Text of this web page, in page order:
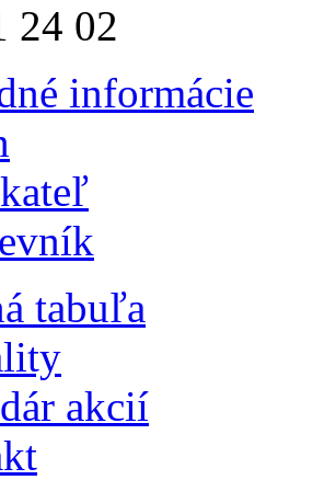
24 02
informácie
tabuľa
akcií